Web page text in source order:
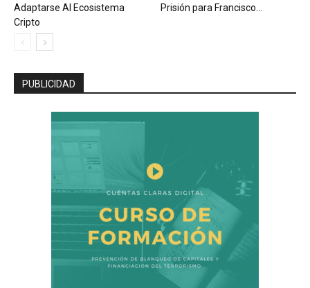
Adaptarse Al Ecosistema
Cripto
Prisión para Francisco...
PUBLICIDAD